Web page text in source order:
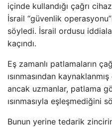
içinde kullandığı çağrı
İsrail “güvenlik
söyledi. İsrail ordusu
kaçındı.
Eş zamanlı patlamaların
ısınmasından
ancak uzmanlar, patlama
ısınmasıyla eşleşmediğini
Bunun yerine tedarik